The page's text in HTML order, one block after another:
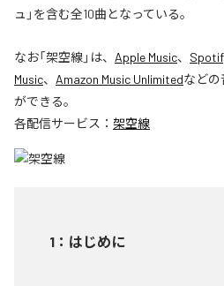
ュ」を含む全10曲となっている。
なお「架空線」は、 Apple Music、
Music、 Amazon Music Unlimitedなどの
ができる。
各配信サービス： 架空線
1 ： はじめに